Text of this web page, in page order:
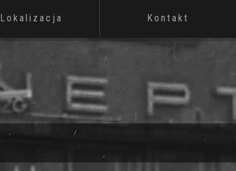
Lokalizacja Kontakt